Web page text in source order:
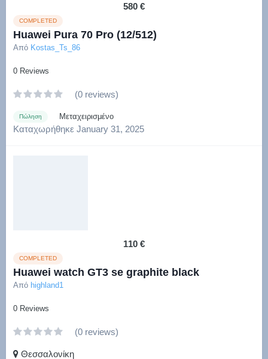
580 €
COMPLETED
Huawei Pura 70 Pro (12/512)
Από Kostas_Ts_86
0 Reviews
(0 reviews)
Πώληση Μεταχειρισμένο
Καταχωρήθηκε January 31, 2025
110 €
COMPLETED
Huawei watch GT3 se graphite black
Από highland1
0 Reviews
(0 reviews)
Θεσσαλονίκη